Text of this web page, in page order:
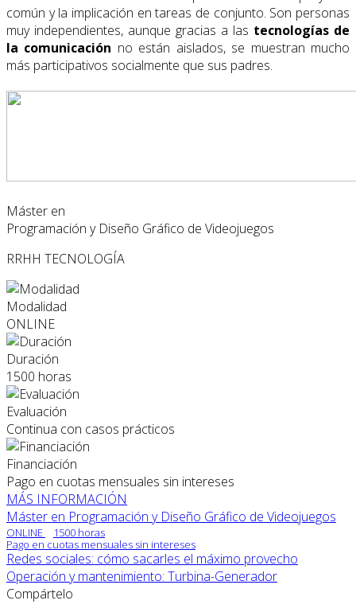
común y la implicación en tareas de conjunto. Son personas
muy independientes, aunque gracias a las tecnologías de
la comunicación no están aislados, se muestran mucho
más participativos socialmente que sus padres.
Máster en
Programación y Diseño Gráfico de Videojuegos
RRHH TECNOLOGÍA
Modalidad
ONLINE
Duración
1500 horas
Evaluación
Continua con casos prácticos
Financiación
Pago en cuotas mensuales sin intereses
MÁS INFORMACIÓN
Máster en Programación y Diseño Gráfico de Videojuegos
ONLINE
1500 horas
Pago en cuotas mensuales sin intereses
Redes sociales: cómo sacarles el máximo provecho
Operación y mantenimiento: Turbina-Generador
Compártelo